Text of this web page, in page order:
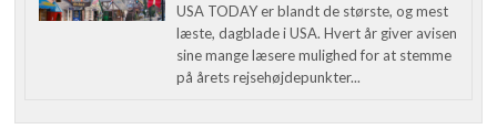
USA TODAY er blandt de største, og mest
læste, dagblade i USA. Hvert år giver avisen
sine mange læsere mulighed for at stemme
på årets rejsehøjdepunkter...